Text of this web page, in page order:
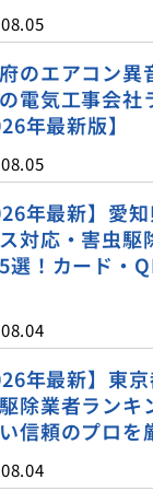
のエアコン異
電気工事会社
年最新版】
年最新】愛
対応・害虫駆
選！カード・
年最新】東
除業者ランキ
信頼のプロを